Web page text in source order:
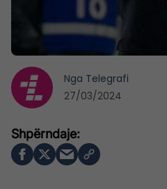
Nga Telegrafi
27/03/2024